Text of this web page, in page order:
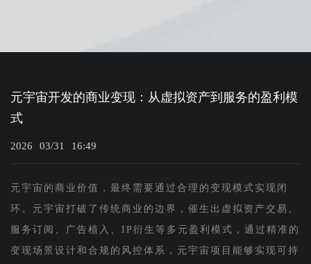
元宇宙开发的商业变现：从虚拟资产到服务的盈利模
式
2026 03/31 16:49
元宇宙的商业价值，最终需要通过合理的变现模式实现闭
环。元宇宙打破了传统商业的边界，催生出虚拟资产交易、
服务订阅、广告植入、IP衍生等多元盈利模式，通过精准的
变现场景设计和合规的风控体系，元宇宙项目能够实现可持